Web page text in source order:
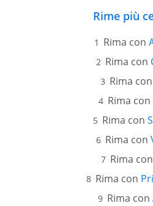
Rime più
Rima con
Rima con
Rima con
Rima con
Rima con
Rima con
Rima con
Rima con
Rima con